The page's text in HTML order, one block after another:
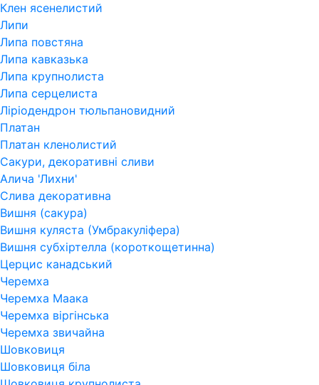
Клен ясенелистий
Липи
Липа повстяна
Липа кавказька
Липа крупнолиста
Липа серцелиста
Ліріодендрон тюльпановидний
Платан
Платан кленолистий
Сакури, декоративні сливи
Алича 'Лихни'
Слива декоративна
Вишня (сакура)
Вишня куляста (Умбракуліфера)
Вишня субхіртелла (короткощетинна)
Церцис канадський
Черемха
Черемха Маака
Черемха віргінська
Черемха звичайна
Шовковиця
Шовковиця біла